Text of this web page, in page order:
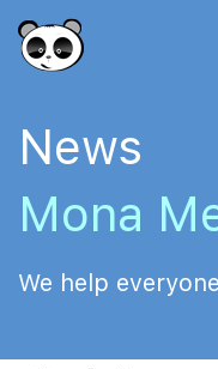
News
Mona
We help